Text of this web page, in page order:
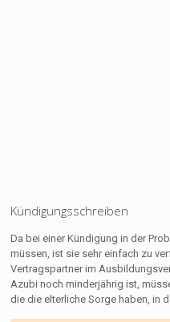
Kündigungsschreiben
Da bei einer Kündigung in der
müssen, ist sie sehr einfach zu
Vertragspartner im
Azubi noch minderjährig ist,
die die elterliche Sorge haben, in